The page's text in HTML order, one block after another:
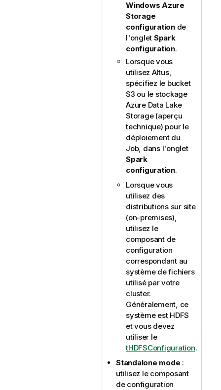
Windows Azure
Storage
configurationde
l'onglet Spark
configuration.
Lorsque vous
utilisez Altus,
spécifiez le bucket
S3 ou le stockage
Azure Data Lake
Storage (aperçu
technique) pour le
déploiement du
Job, dans l'onglet
Spark
configuration.
Lorsque vous
utilisez des
distributions sur site
(on-premises),
utilisez le
composant de
configuration
correspondant au
système de fichiers
utilisé par votre
cluster.
Généralement, ce
système est HDFS
et vous devez
utiliser le
tHDFSConfiguration.
Standalone mode :
utilisez le composant
de configuration